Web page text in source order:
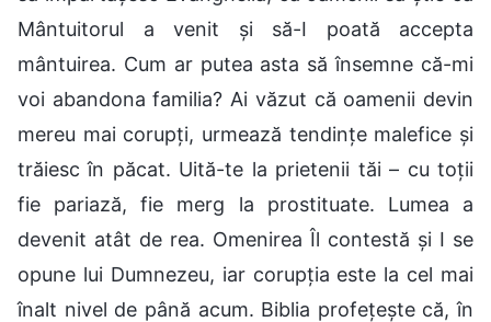
Mântuitorul a venit și să-I poată accepta
mântuirea. Cum ar putea asta să însemne că-mi
voi abandona familia? Ai văzut că oamenii devin
mereu mai corupți, urmează tendințe malefice și
trăiesc în păcat. Uită-te la prietenii tăi – cu toții
fie pariază, fie merg la prostituate. Lumea a
devenit atât de rea. Omenirea Îl contestă și I se
opune lui Dumnezeu, iar corupția este la cel mai
înalt nivel de până acum. Biblia profețește că, în